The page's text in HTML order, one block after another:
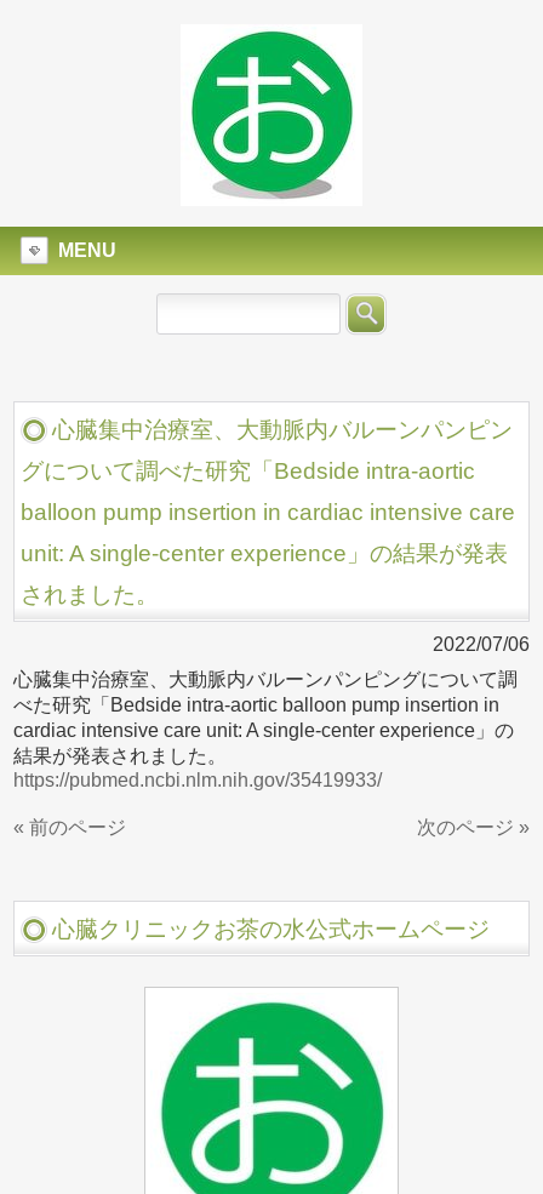
MENU
心臓集中治療室、大動脈内バルーンパンピン
グについて調べた研究「Bedside intra-aortic
balloon pump insertion in cardiac intensive care
unit: A single-center experience」の結果が発表
されました。
2022/07/06
心臓集中治療室、大動脈内バルーンパンピングについて調
べた研究「Bedside intra-aortic balloon pump insertion in
cardiac intensive care unit: A single-center experience」の
結果が発表されました。
https://pubmed.ncbi.nlm.nih.gov/35419933/
« 前のページ 次のページ »
心臓クリニックお茶の水公式ホームページ